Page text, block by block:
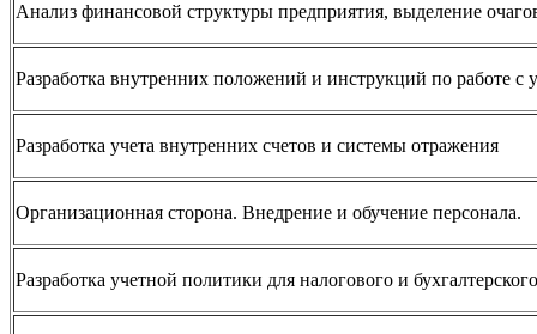
Анализ финансовой структуры предприятия, выделение
Разработка внутренних положений и инструкций по работе с
Разработка учета внутренних счетов и системы отражения
Организационная сторона. Внедрение и обучение персонала.
Разработка учетной политики для налогового и